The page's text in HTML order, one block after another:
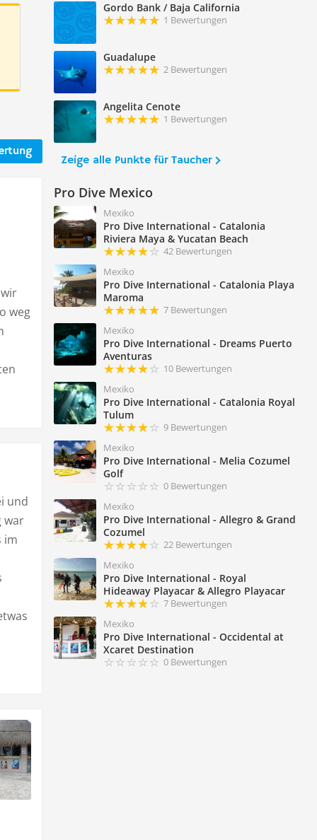
Gordo Bank / Baja California
1 Bewertungen
Guadalupe
2 Bewertungen
Angelita Cenote
1 Bewertungen
Zeige alle Punkte für Taucher
Pro Dive Mexico
Mexiko
Pro Dive International - Catalonia
Riviera Maya & Yucatan Beach
42 Bewertungen
Mexiko
Pro Dive International - Catalonia Playa
Maroma
7 Bewertungen
Mexiko
Pro Dive International - Dreams Puerto
Aventuras
10 Bewertungen
Mexiko
Pro Dive International - Catalonia Royal
Tulum
9 Bewertungen
Mexiko
Pro Dive International - Melia Cozumel
Golf
0 Bewertungen
Mexiko
Pro Dive International - Allegro & Grand
Cozumel
22 Bewertungen
Mexiko
Pro Dive International - Royal
Hideaway Playacar & Allegro Playacar
7 Bewertungen
Mexiko
Pro Dive International - Occidental at
Xcaret Destination
0 Bewertungen
weg
und
war
im